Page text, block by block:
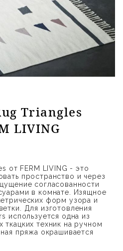
Triangles
LIVING
от FERM LIVING - это
пространство и через
согласованности
в комнате. Изящное
форм узора и
Для изготовления
используется одна из
ткацких техник на ручном
пряжа окрашивается